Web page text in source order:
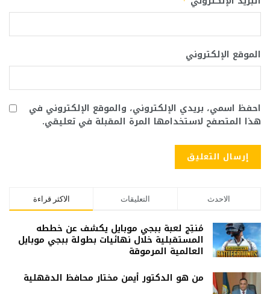
الموقع الإلكتروني
احفظ اسمي، بريدي الإلكتروني، والموقع الإلكتروني في
هذا المتصفح لاستخدامها المرة المقبلة في تعليقي.
الاكثر قراءة التعليقات الاحدث
مُنتِج لعبة ببجي موبايل يكشف عن خططه
المستقبلية خلال نهائيات بطولة ببجي موبايل
العالمية المرموقة
من هو الدكتور أيمن مختار محافظ الدقهلية